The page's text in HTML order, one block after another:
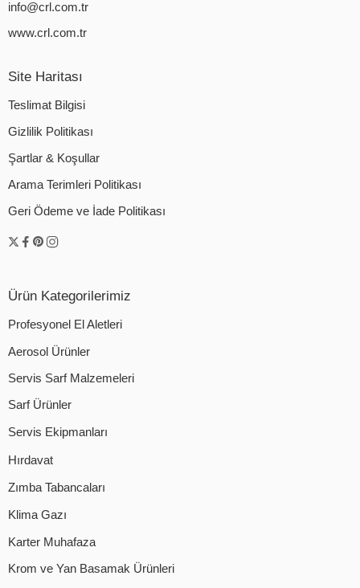
info@crl.com.tr
www.crl.com.tr
Site Haritası
Teslimat Bilgisi
Gizlilik Politikası
Şartlar & Koşullar
Arama Terimleri Politikası
Geri Ödeme ve İade Politikası
Ürün Kategorilerimiz
Profesyonel El Aletleri
Aerosol Ürünler
Servis Sarf Malzemeleri
Sarf Ürünler
Servis Ekipmanları
Hırdavat
Zımba Tabancaları
Klima Gazı
Karter Muhafaza
Krom ve Yan Basamak Ürünleri